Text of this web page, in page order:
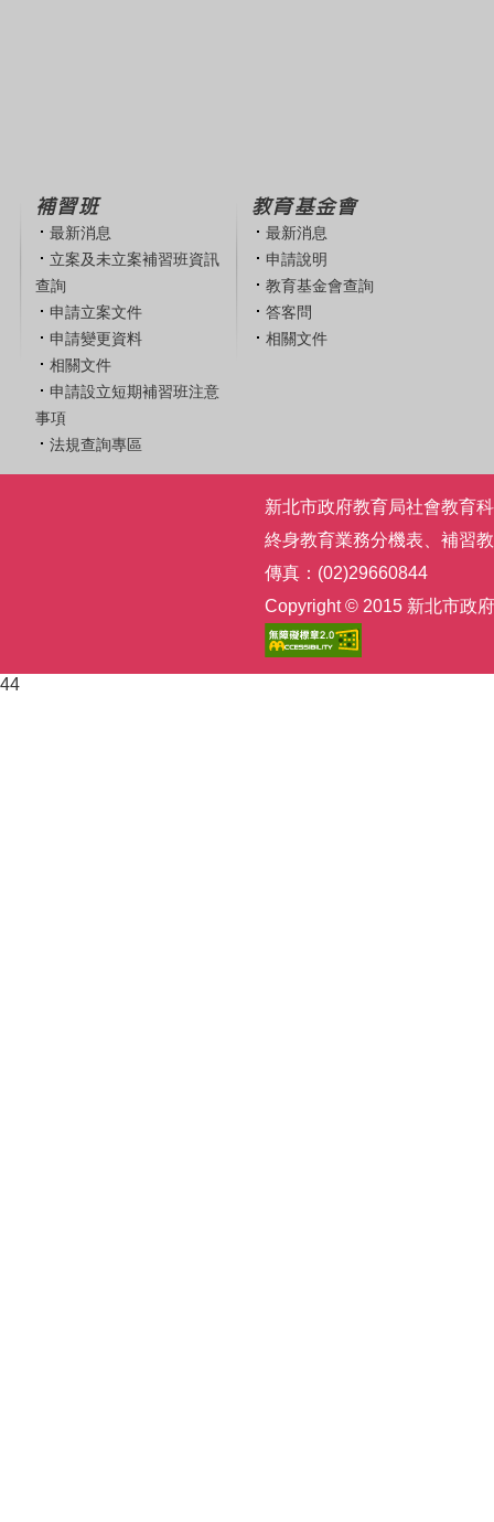
補習班
最新消息
立案及未立案補習班資訊
查詢
申請立案文件
申請變更資料
相關文件
申請設立短期補習班注意
事項
法規查詢專區
教育基金會
最新消息
申請說明
教育基金會查詢
答客問
相關文件
新北市政府教育局社會教育
終身教育業務分機表
補習
傳真：(02)29660844
Copyright © 2015 新北市政
44